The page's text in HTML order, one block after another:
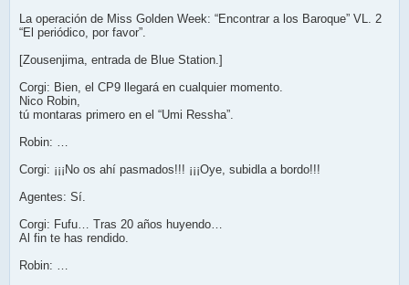
La operación de Miss Golden Week: “Encontrar a los Baroque” VL. 2
“El periódico, por favor”.
[Zousenjima, entrada de Blue Station.]
Corgi: Bien, el CP9 llegará en cualquier momento.
Nico Robin,
tú montaras primero en el “Umi Ressha”.
Robin: …
Corgi: ¡¡¡No os ahí pasmados!!! ¡¡¡Oye, subidla a bordo!!!
Agentes: Sí.
Corgi: Fufu… Tras 20 años huyendo…
Al fin te has rendido.
Robin: …